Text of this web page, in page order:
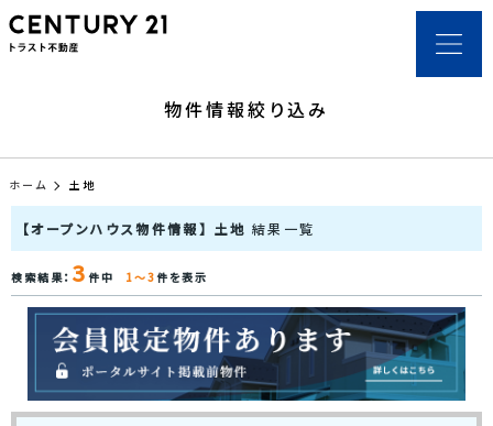
物件情報絞り込み
ホーム 土地
【オープンハウス物件情報】 土地 結果一覧
検索結果： 3 件中 1～3件を表示